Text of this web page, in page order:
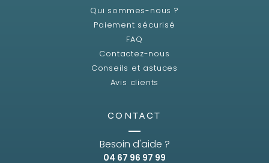
Qui sommes-nous ?
Paiement sécurisé
FAQ
Contactez-nous
Conseils et astuces
Avis clients
CONTACT
Besoin d'aide ?
04 67 96 97 99